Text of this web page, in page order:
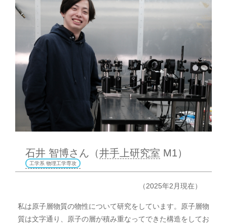
石井 智博さん（井手上研究室 M1）
工学系 物理工学専攻
（2025年2月現在）
私は原子層物質の物性について研究をしています。原子層物
質は文字通り、原子の層が積み重なってできた構造をしてお